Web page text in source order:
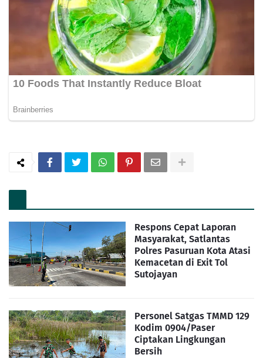
Respons Cepat Laporan
Masyarakat, Satlantas
Polres Pasuruan Kota Atasi
Kemacetan di Exit Tol
Sutojayan
Personel Satgas TMMD 129
Kodim 0904/Paser
Ciptakan Lingkungan
Bersih